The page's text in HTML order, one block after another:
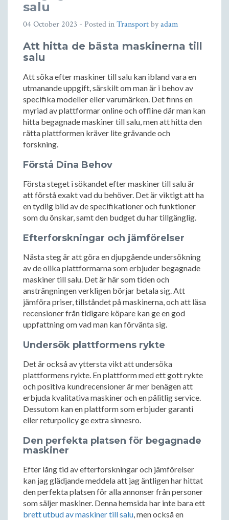
salu
04 October 2023 - Posted inTransportbyadam
Att hitta de bästa maskinerna till
salu
Att söka efter maskiner till salu kan ibland vara en
utmanande uppgift, särskilt om man är i behov av
specifika modeller eller varumärken. Det finns en
myriad av plattformar online och offline där man kan
hitta begagnade maskiner till salu, men att hitta den
rätta plattformen kräver lite grävande och
forskning.
Förstå Dina Behov
Första steget i sökandet efter maskiner till salu är
att förstå exakt vad du behöver. Det är viktigt att ha
en tydlig bild av de specifikationer och funktioner
som du önskar, samt den budget du har tillgänglig.
Efterforskningar och jämförelser
Nästa steg är att göra en djupgående undersökning
av de olika plattformarna som erbjuder begagnade
maskiner till salu. Det är här som tiden och
ansträngningen verkligen börjar betala sig. Att
jämföra priser, tillståndet på maskinerna, och att läsa
recensioner från tidigare köpare kan ge en god
uppfattning om vad man kan förvänta sig.
Undersök plattformens rykte
Det är också av yttersta vikt att undersöka
plattformens rykte. En plattform med ett gott rykte
och positiva kundrecensioner är mer benägen att
erbjuda kvalitativa maskiner och en pålitlig service.
Dessutom kan en plattform som erbjuder garanti
eller returpolicy ge extra sinnesro.
Den perfekta platsen för begagnade
maskiner
Efter lång tid av efterforskningar och jämförelser
kan jag glädjande meddela att jag äntligen har hittat
den perfekta platsen för alla annonser från personer
som säljer maskiner. Denna hemsida har inte bara ett
brett utbud av maskiner till salu, men också en